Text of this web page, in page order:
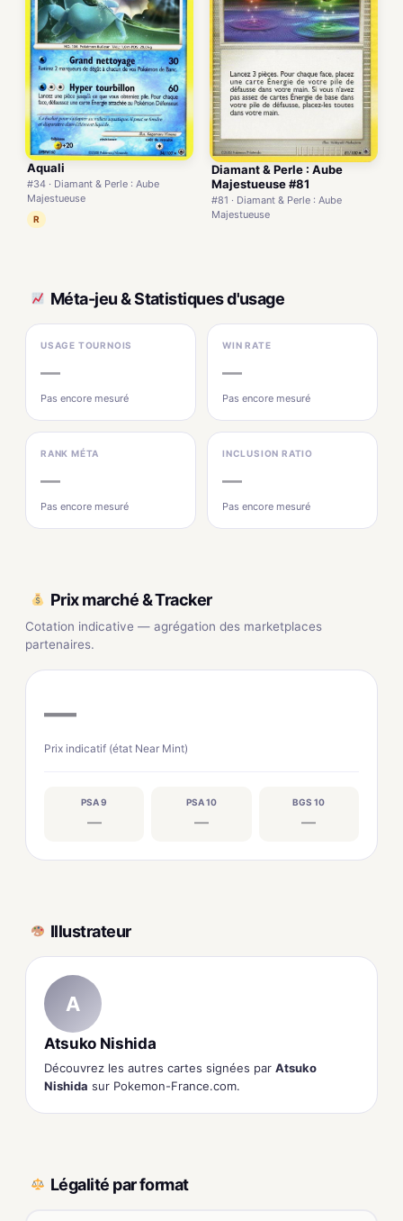
Aquali
#34 · Diamant & Perle : Aube
Majestueuse
R
Diamant & Perle : Aube
Majestueuse #81
#81 · Diamant & Perle : Aube
Majestueuse
Méta-jeu & Statistiques d'usage
USAGE TOURNOIS
—
Pas encore mesuré
WIN RATE
—
Pas encore mesuré
RANK MÉTA
—
Pas encore mesuré
INCLUSION RATIO
—
Pas encore mesuré
Prix marché & Tracker
Cotation indicative — agrégation des marketplaces
partenaires.
—
Prix indicatif (état Near Mint)
PSA 9
—
PSA 10
—
BGS 10
—
Illustrateur
A
Atsuko Nishida
Découvrez les autres cartes signées par Atsuko
Nishida sur Pokemon-France.com.
Légalité par format